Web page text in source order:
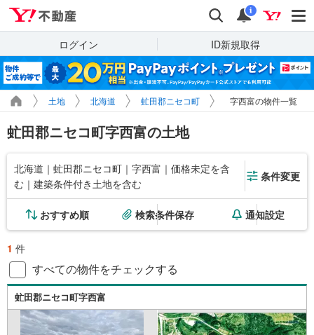
検索 通知
i
ログイン ID新規取得
土地 北海道 虻田郡ニセコ町 字西富の物件一覧
虻田郡ニセコ町字西富の土地
北海道｜虻田郡ニセコ町｜字西富｜価格未定を含
む｜建築条件付き土地を含む
条件変更
おすすめ順 検索条件保存 通知設定
1 件
すべての物件をチェックする
虻田郡ニセコ町字西富